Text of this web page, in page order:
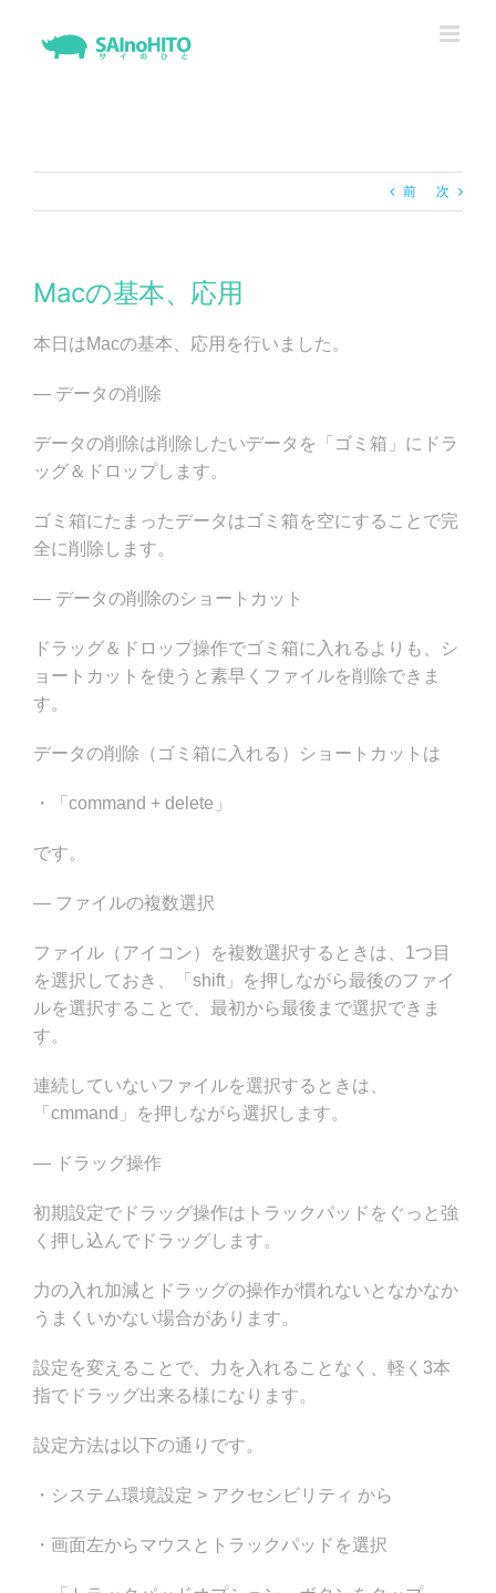
前 次
Macの基本、応用
本日はMacの基本、応用を行いました。
— データの削除
データの削除は削除したいデータを「ゴミ箱」にドラ
ッグ＆ドロップします。
ゴミ箱にたまったデータはゴミ箱を空にすることで完
全に削除します。
— データの削除のショートカット
ドラッグ＆ドロップ操作でゴミ箱に入れるよりも、シ
ョートカットを使うと素早くファイルを削除できま
す。
データの削除（ゴミ箱に入れる）ショートカットは
・「command + delete」
です。
— ファイルの複数選択
ファイル（アイコン）を複数選択するときは、1つ目
を選択しておき、「shift」を押しながら最後のファイ
ルを選択することで、最初から最後まで選択できま
す。
連続していないファイルを選択するときは、
「cmmand」を押しながら選択します。
— ドラッグ操作
初期設定でドラッグ操作はトラックパッドをぐっと強
く押し込んでドラッグします。
力の入れ加減とドラッグの操作が慣れないとなかなか
うまくいかない場合があります。
設定を変えることで、力を入れることなく、軽く3本
指でドラッグ出来る様になります。
設定方法は以下の通りです。
・システム環境設定 > アクセシビリティ から
・画面左からマウスとトラックパッドを選択